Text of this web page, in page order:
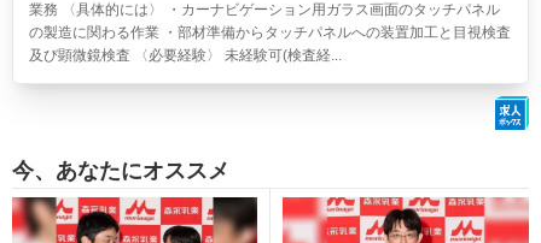
業務 〈具体的には〉 ・カーナビゲーション用ガラス画面のタッチパネル
の製造に関わる作業 ・部材準備からタッチパネルへの装置加工と目視検査
及び顕微鏡検査 〈必要経験〉 未経験可(検査経...
今、あなたにオススメ